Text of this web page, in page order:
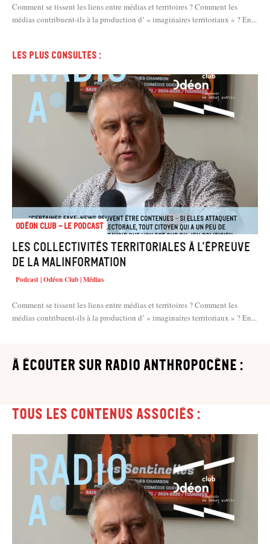
Comment se tissent les liens entre médias et territoires ? Comment les
médias contribuent-ils à la production d’ « imaginaires territoriaux » ? En...
Les plus consultés :
Odéon Club - Le Podcast
Les collectivités territoriales à l’épreuve
de la malinformation
Podcast | Odéon Club | Médias
Comment se tissent les liens entre médias et territoires ? Comment les
médias contribuent-ils à la production d’ « imaginaires territoriaux » ? En...
à écouter sur Radio Anthropocène :
Tous les contenus associés :